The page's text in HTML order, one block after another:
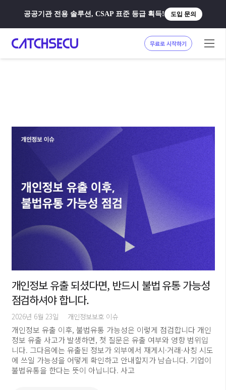
공공기관 전용 솔루션, CSAP 표준 등급 획득! 도입 문의
무료로 시작하기
개인정보 유출 되셨다면, 반드시 불법 유통 가능성
점검하셔야 합니다.
2026년 6월 23일 개인정보보호 이슈
개인정보 유출 이후, 불법유통 가능성은 이렇게 점검합니다 개인
정보 유출 사고가 발생하면, 첫 질문은 유출 여부와 영향 범위입
니다. 그다음에는 유출된 정보가 외부에서 재게시·거래·사칭 시도
에 쓰일 가능성을 어떻게 확인하고 안내할지가 남습니다. 기업이
불법유통을 한다는 뜻이 아닙니다. 사고